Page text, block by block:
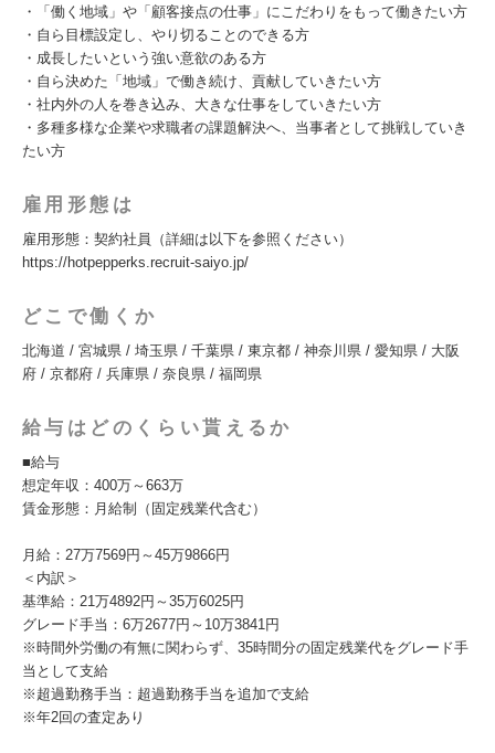
・「働く地域」や「顧客接点の仕事」にこだわりをもって働きたい方
・自ら目標設定し、やり切ることのできる方
・成長したいという強い意欲のある方
・自ら決めた「地域」で働き続け、貢献していきたい方
・社内外の人を巻き込み、大きな仕事をしていきたい方
・多種多様な企業や求職者の課題解決へ、当事者として挑戦していき
たい方
雇用形態は
雇用形態：契約社員（詳細は以下を参照ください）
https://hotpepperks.recruit-saiyo.jp/
どこで働くか
北海道 / 宮城県 / 埼玉県 / 千葉県 / 東京都 / 神奈川県 / 愛知県 / 大阪
府 / 京都府 / 兵庫県 / 奈良県 / 福岡県
給与はどのくらい貰えるか
■給与
想定年収：400万～663万
賃金形態：月給制（固定残業代含む）
月給：27万7569円～45万9866円
＜内訳＞
基準給：21万4892円～35万6025円
グレード手当：6万2677円～10万3841円
※時間外労働の有無に関わらず、35時間分の固定残業代をグレード手
当として支給
※超過勤務手当：超過勤務手当を追加で支給
※年2回の査定あり